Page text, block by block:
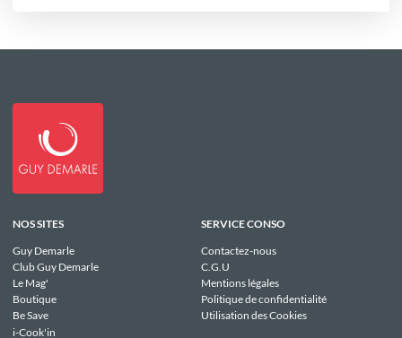
NOS SITES
Guy Demarle
Club Guy Demarle
Le Mag'
Boutique
Be Save
i-Cook'in
SERVICE CONSO
Contactez-nous
C.G.U
Mentions légales
Politique de confidentialité
Utilisation des Cookies